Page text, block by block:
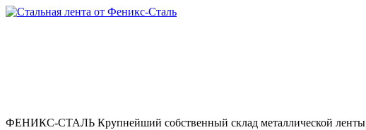
ФЕНИКС-СТАЛЬ Крупнейший собственный склад металлической ленты